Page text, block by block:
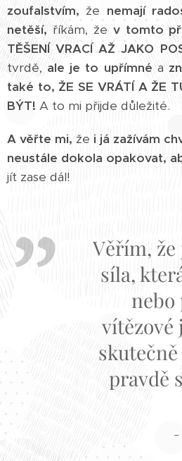
zoufalstvím, že nemají
netěší,říkám, že v tomto
TĚŠENÍ VRACÍ AŽ JAKO
tvrdě, ale je to upřímné a
také to, ŽE SE VRÁTÍ A ŽE
BÝT! A to mi přijde důležité.
A věřte mi, že i já zažívám
neustále dokola opakovat,
jít zase dál!
Věřím,
síla,
nebo
vítězové
pravdě
-